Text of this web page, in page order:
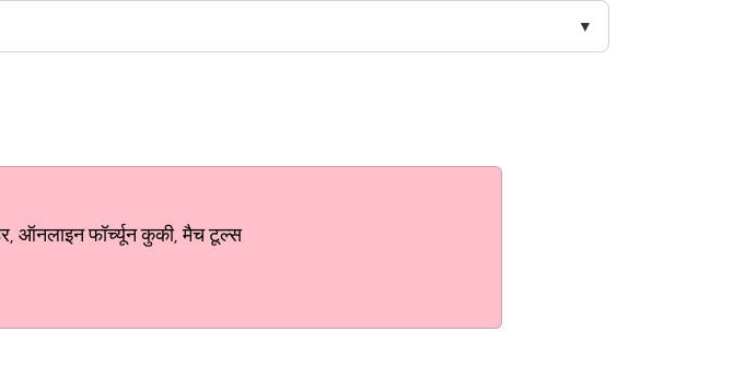
ऑनलाइन फॉर्च्यून कुकी, मैच टूल्स